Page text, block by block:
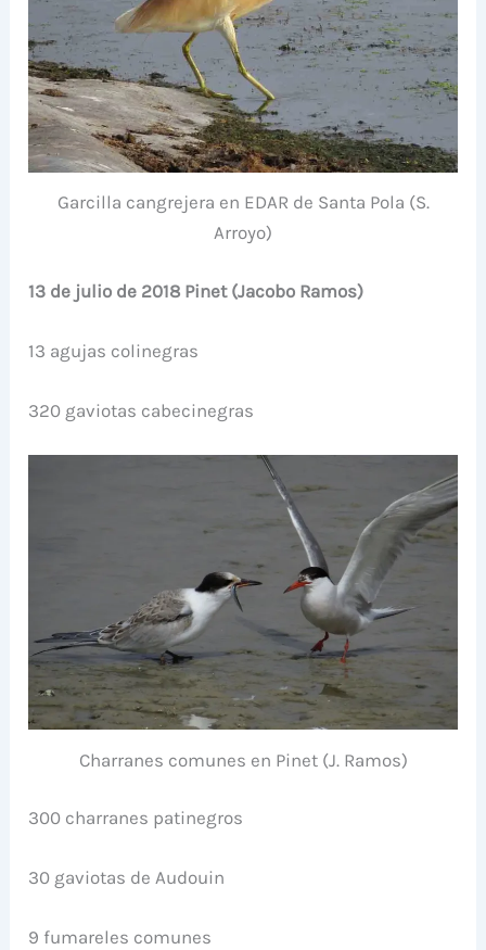
Garcilla cangrejera en EDAR de Santa Pola (S.
Arroyo)
13 de julio de 2018 Pinet (Jacobo Ramos)
13 agujas colinegras
320 gaviotas cabecinegras
Charranes comunes en Pinet (J. Ramos)
300 charranes patinegros
30 gaviotas de Audouin
9 fumareles comunes